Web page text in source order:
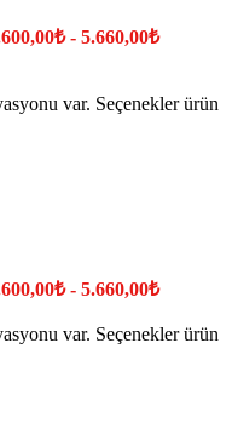
- 5.660,00₺
var. Seçenekler ürün
- 5.660,00₺
var. Seçenekler ürün